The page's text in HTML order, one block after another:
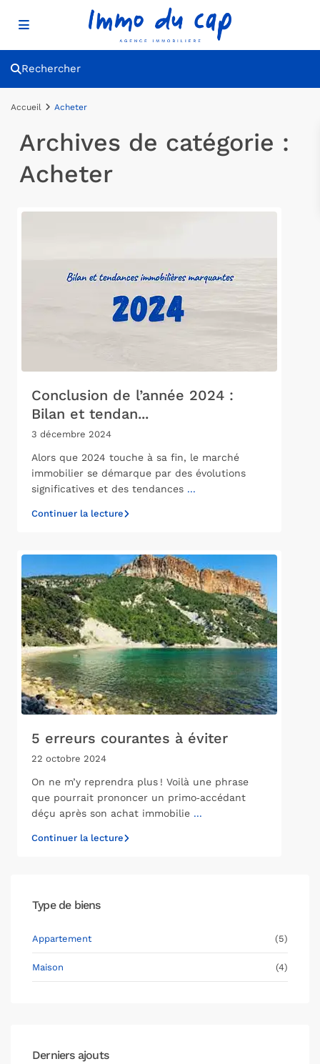
Rechercher
Accueil Acheter
Archives de catégorie :
Acheter
Conclusion de l’année 2024 :
Bilan et tendan...
3 décembre 2024
Alors que 2024 touche à sa fin, le marché
immobilier se démarque par des évolutions
significatives et des tendances ...
Continuer la lecture
5 erreurs courantes à éviter
22 octobre 2024
On ne m’y reprendra plus ! Voilà une phrase
que pourrait prononcer un primo‑accédant
déçu après son achat immobilie ...
Continuer la lecture
Type de biens
Appartement (5)
Maison (4)
Derniers ajouts